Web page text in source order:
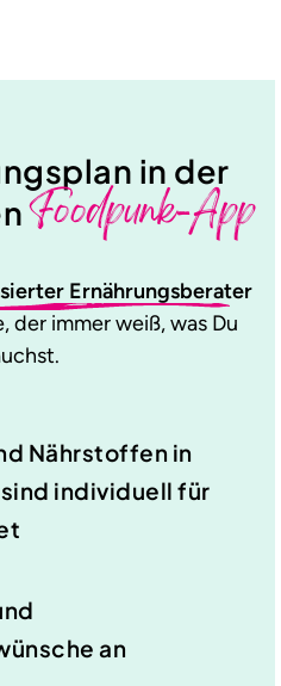
in der
Foodpunk-App
Ernährungsberater
der immer weiß, was Du
Nährstoffen in
individuell für
an